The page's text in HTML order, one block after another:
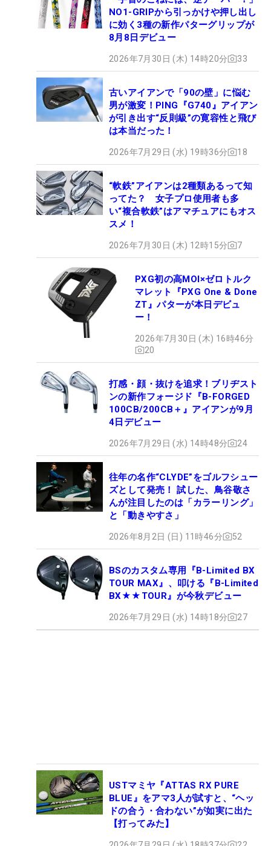
NO1-GRIPから引っかけや押し出し
に効く3種の新作パターグリップが
8月8日デビュー
2026年7月30日 (木) 14時20分 33
古いアイアンで「90の壁」に悩む
男が激変！PING『G740』アイアン
が引き出す“反則級”の寛容性と飛び
は本当だった！
2026年7月29日 (水) 19時36分 18
“軟鉄”アイアンは2種類あるって知
ってた？ 女子プロ使用者も多
い“複合軟鉄”はアマチュアにもオス
スメ！
2026年7月30日 (木) 12時15分 7
PXG初の高MOI×ゼロトルク
マレット『PXG One & Done
ZT』パターが本日デビュ
ー！
2026年7月30日 (木) 16時46分
20
打感・顔・抜けを追求！ブリヂスト
ンの新作フォージド『B-FORGED
100CB/200CB＋』アイアンが9月
4日デビュー
2026年7月29日 (水) 14時48分 24
往年の名作“CLYDE”をゴルフシュー
ズとして発売！ 試した、鳥谷敬さ
んが注目したのは「カラーリング」
と「動きやすさ」
2026年8月2日 (日) 11時46分 52
BSのカスタム専用『B-Limited BX
TOUR MAX』、叩ける『B-Limited
BX★★TOUR』が今秋デビュー
2026年7月29日 (水) 14時18分 27
USTマミヤ『ATTAS RX PURE
BLUE』をアマ3人が試すと、“ヘッ
ドの合う・合わない”が如実に出た
【打ってみた】